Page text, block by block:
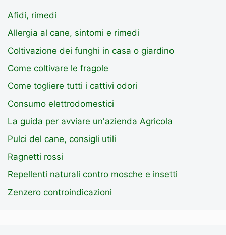
Afidi, rimedi
Allergia al cane, sintomi e rimedi
Coltivazione dei funghi in casa o giardino
Come coltivare le fragole
Come togliere tutti i cattivi odori
Consumo elettrodomestici
La guida per avviare un'azienda Agricola
Pulci del cane, consigli utili
Ragnetti rossi
Repellenti naturali contro mosche e insetti
Zenzero controindicazioni